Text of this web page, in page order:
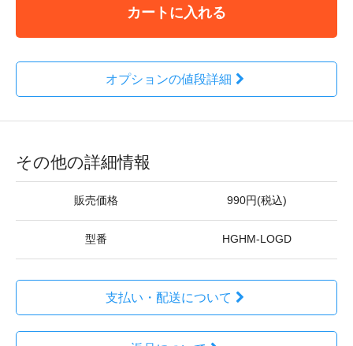
カートに入れる
オプションの値段詳細
その他の詳細情報
販売価格 990円(税込)
型番 HGHM-LOGD
支払い・配送について